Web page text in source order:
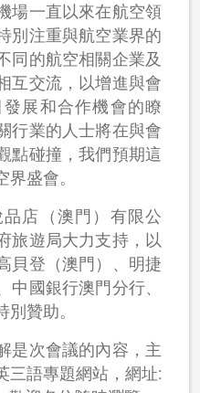
場一直以來在航空領
別注重與航空業界的
同的航空相關企業及
互交流，以增進與會
展和合作機會的瞭
行業的人士將在與會
點碰撞，我們預期這
盛會。
店（澳門）有限公
旅遊局大力支持，以
貝登（澳門）、明捷
中國銀行澳門分行、
贊助。
是次會議的內容，主
三語專題網站，網址: